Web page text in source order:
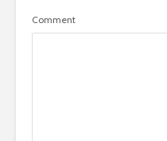
Comment